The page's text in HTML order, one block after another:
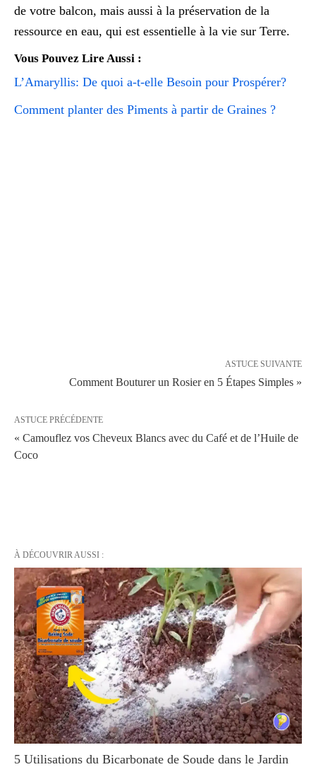
de votre balcon, mais aussi à la préservation de la
ressource en eau, qui est essentielle à la vie sur Terre.
Vous Pouvez Lire Aussi :
L’Amaryllis: De quoi a-t-elle Besoin pour Prospérer?
Comment planter des Piments à partir de Graines ?
ASTUCE SUIVANTE
Comment Bouturer un Rosier en 5 Étapes Simples »
ASTUCE PRÉCÉDENTE
« Camouflez vos Cheveux Blancs avec du Café et de l’Huile de
Coco
À DÉCOUVRIR AUSSI :
5 Utilisations du Bicarbonate de Soude dans le Jardin